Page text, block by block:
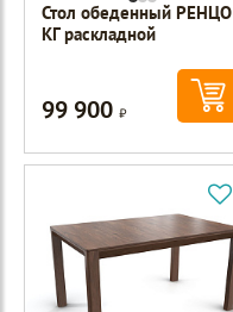
Стол обеденный РЕНЦО
КГ раскладной
99 900Р